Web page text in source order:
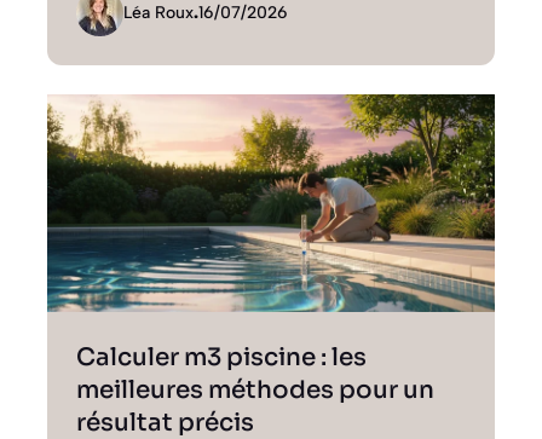
Léa Roux.16/07/2026
Calculer m3 piscine : les
meilleures méthodes pour un
résultat précis